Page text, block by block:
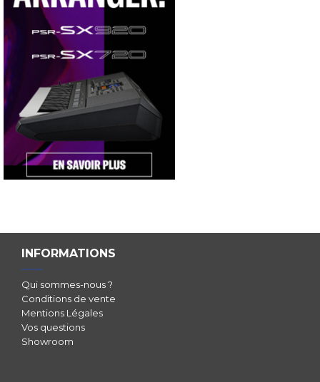
INFORMATIONS
Qui sommes-nous ?
Conditions de vente
Mentions Légales
Vos questions
Showroom